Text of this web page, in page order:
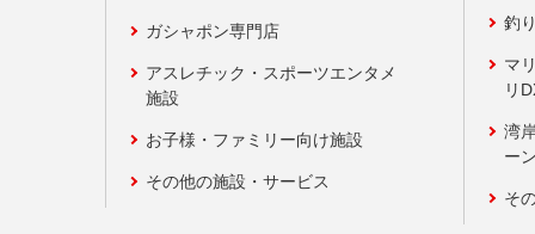
ガシャポン専門店
アスレチック・スポーツエンタメ
施設
お子様・ファミリー向け施設
その他の施設・サービス
釣
マ
リ
湾
ー
そ